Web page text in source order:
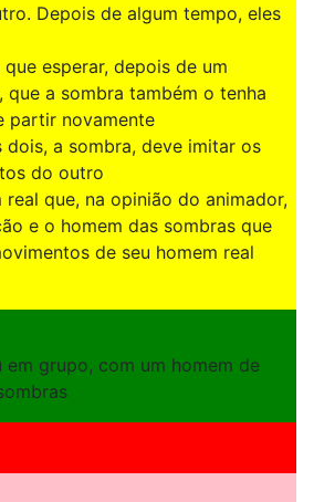
Depois de algum tempo, eles
esperar, depois de um
a sombra também o tenha
partir novamente
dois, a sombra, deve imitar os
do outro
real que, na opinião do animador,
e o homem das sombras que
de seu homem real
em grupo, com um homem de